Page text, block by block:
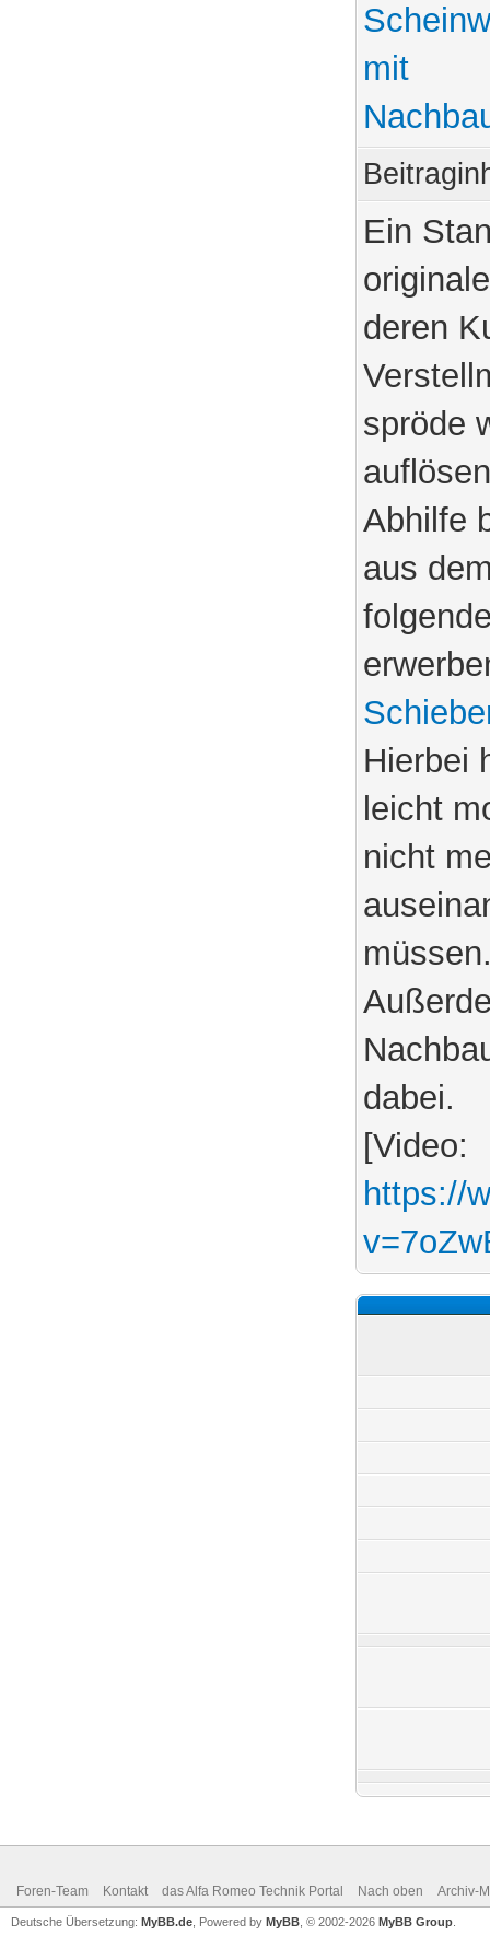
mit
Ein
deren
spröde
Abhilfe
aus
Hierbei
leicht
nicht
dabei.
[Video:
https://
Foren-Team Kontakt das Alfa Romeo Technik Portal Nach oben Archiv-
Deutsche Übersetzung: MyBB.de , Powered by MyBB , © 2002-2026 MyBB Group